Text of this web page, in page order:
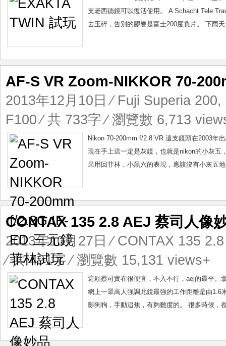
支老西德鏡可以復活使用。 A Schacht Tele
去玉碎，告別的膠卷是富士200度負片。 下雨
AF-S VR Zoom-NIKKOR 70-
2013年12月10日 ⁄ Fuji Superia 200,
F100⁄ 共 733字 ⁄ 瀏覽數 6,713
Nikon 70-200mm f/2.8 VR 這支鏡頭在2003年
現在手上這一定是灰鏡，也就是nikon的小灰五
果用回菲林，小黑六的表現，應該沒有小灰五
CONTAX 135 2.8 AEJ 蔡司人像
2013年10月27日 ⁄ CONTAX 135
⁄ 共 491字 ⁄ 瀏覽數 15,131 views+
這顆蔡司實在很便宜，不入不行，aej的最平。
網上一眾高人強調此鏡最強的工作距離是由
影狗狗，手動追焦，有夠難度的。 很多時候，